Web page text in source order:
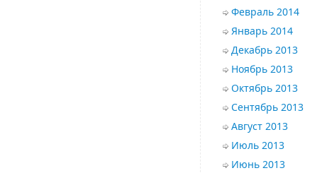
Февраль 2014
Январь 2014
Декабрь 2013
Ноябрь 2013
Октябрь 2013
Сентябрь 2013
Август 2013
Июль 2013
Июнь 2013